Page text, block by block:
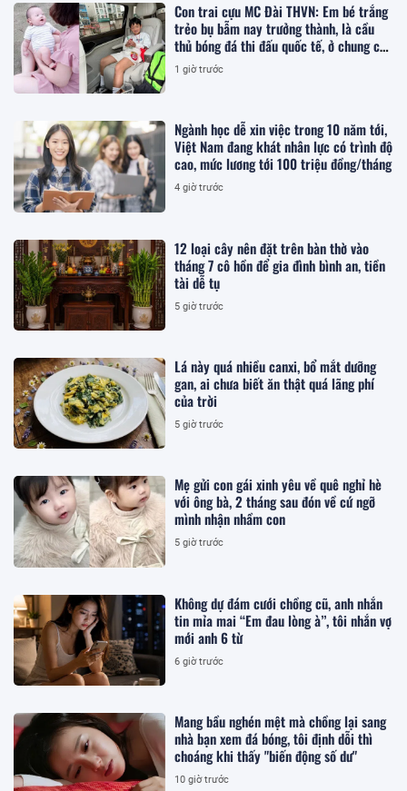
Con trai cựu MC Đài THVN: Em bé trắng
trẻo bụ bẫm nay trưởng thành, là cầu
thủ bóng đá thi đấu quốc tế, ở chung cư
hạng sang Hà Nội
1 giờ trước
Ngành học dễ xin việc trong 10 năm tới,
Việt Nam đang khát nhân lực có trình độ
cao, mức lương tới 100 triệu đồng/tháng
4 giờ trước
12 loại cây nên đặt trên bàn thờ vào
tháng 7 cô hồn để gia đình bình an, tiền
tài dễ tụ
5 giờ trước
Lá này quá nhiều canxi, bổ mắt dưỡng
gan, ai chưa biết ăn thật quá lãng phí
của trời
5 giờ trước
Mẹ gửi con gái xinh yêu về quê nghỉ hè
với ông bà, 2 tháng sau đón về cứ ngỡ
mình nhận nhầm con
5 giờ trước
Không dự đám cưới chồng cũ, anh nhắn
tin mỉa mai “Em đau lòng à”, tôi nhắn vợ
mới anh 6 từ
6 giờ trước
Mang bầu nghén mệt mà chồng lại sang
nhà bạn xem đá bóng, tôi định dỗi thì
choáng khi thấy "biến động số dư"
10 giờ trước